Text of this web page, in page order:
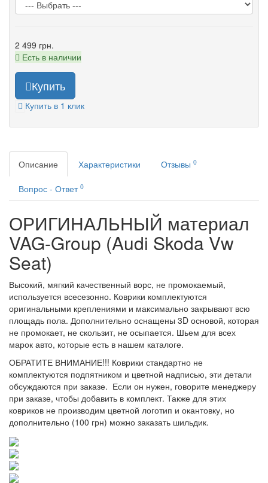
2 499 грн.
Есть в наличии
Купить
Купить в 1 клик
Описание Характеристики Отзывы 0
Вопрос - Ответ 0
ОРИГИНАЛЬНЫЙ материал
VAG-Group (Audi Skoda Vw
Seat)
Высокий, мягкий качественный ворс, не промокаемый,
используется всесезонно. Коврики комплектуются
оригинальными креплениями и максимально закрывают всю
площадь пола. Дополнительно оснащены 3D основой, которая
не промокает, не скользит, не осыпается. Шьем для всех
марок авто, которые есть в нашем каталоге.
ОБРАТИТЕ ВНИМАНИЕ!!! Коврики стандартно не
комплектуются подпятником и цветной надписью, эти детали
обсуждаются при заказе. Если он нужен, говорите менеджеру
при заказе, чтобы добавить в комплект. Также для этих
ковриков не производим цветной логотип и окантовку, но
дополнительно (100 грн) можно заказать шильдик.